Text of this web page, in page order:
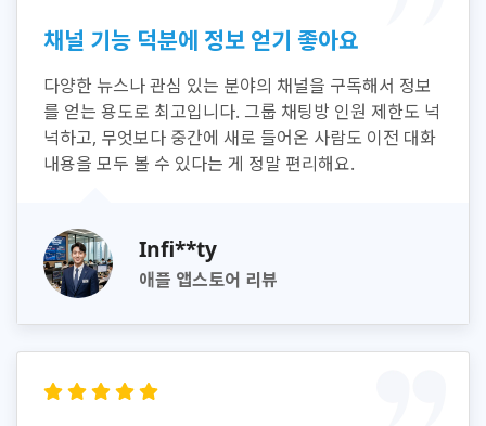
채널 기능 덕분에 정보 얻기 좋아요
다양한 뉴스나 관심 있는 분야의 채널을 구독해서 정보
를 얻는 용도로 최고입니다. 그룹 채팅방 인원 제한도 넉
넉하고, 무엇보다 중간에 새로 들어온 사람도 이전 대화
내용을 모두 볼 수 있다는 게 정말 편리해요.
Infi**ty
애플 앱스토어 리뷰